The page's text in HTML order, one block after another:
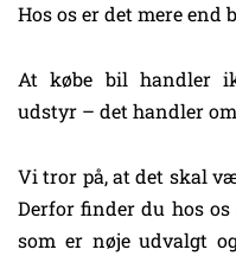
Hos os er det mere end
At købe bil handler
udstyr – det handler
Vi tror på, at det skal
Derfor finder du hos
som er nøje udvalgt